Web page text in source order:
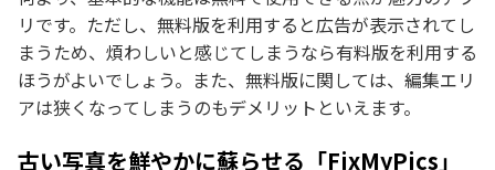
リです。ただし、無料版を利用すると広告が表示されてし
まうため、煩わしいと感じてしまうなら有料版を利用する
ほうがよいでしょう。また、無料版に関しては、編集エリ
アは狭くなってしまうのもデメリットといえます。
古い写真を鮮やかに蘇らせる「FixMyPics」